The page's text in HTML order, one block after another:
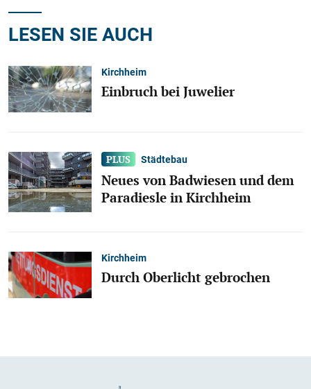
LESEN SIE AUCH
Kirchheim
Einbruch bei Juwelier
Städtebau
Neues von Badwiesen und dem
Paradiesle in Kirchheim
Kirchheim
Durch Oberlicht gebrochen